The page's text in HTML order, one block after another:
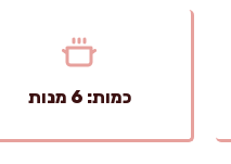
כמות: 6 מנות